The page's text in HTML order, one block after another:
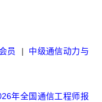
员 | 中级通信动力与
年全国通信工程师报